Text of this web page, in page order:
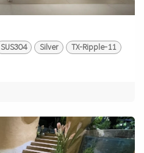
SUS304 Silver TX-Ripple-11